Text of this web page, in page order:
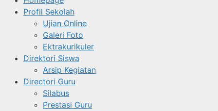
Profil Sekolah
Ujian Online
Galeri Foto
Ektrakurikuler
Direktori Siswa
Arsip Kegiatan
Directori Guru
Silabus
Prestasi Guru